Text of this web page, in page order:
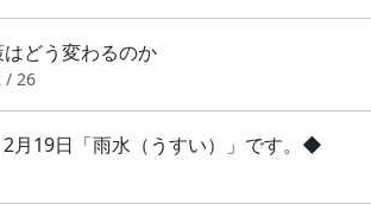
どう変わるのか
/ 26
19日「雨水（うすい）」です。◆